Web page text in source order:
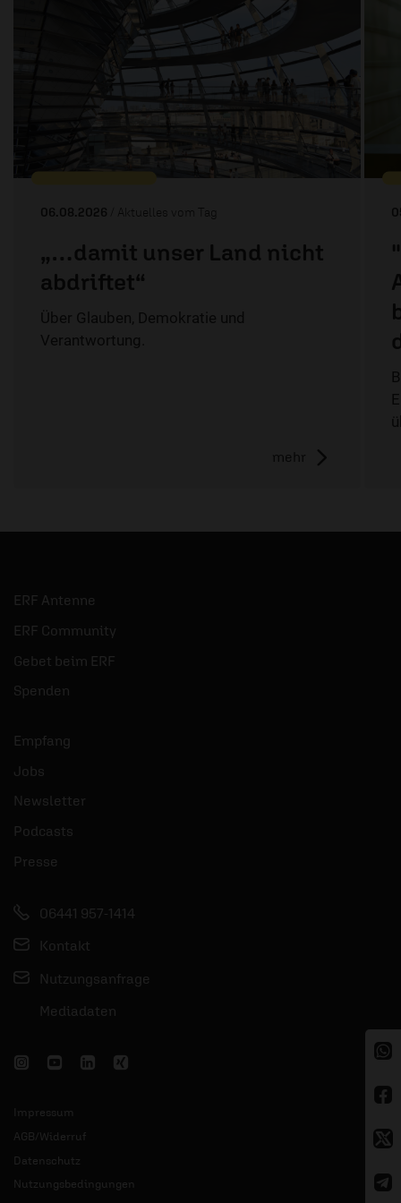
06.08.2026 / Aktuelles vom Tag
„…damit unser Land nicht
abdriftet“
Über Glauben, Demokratie und
Verantwortung.
mehr
ERF Antenne
ERF Community
Gebet beim ERF
Spenden
Empfang
Jobs
Newsletter
Podcasts
Presse
06441 957-1414
Kontakt
Nutzungsanfrage
Mediadaten
Impressum
AGB/Widerruf
Datenschutz
Nutzungsbedingungen